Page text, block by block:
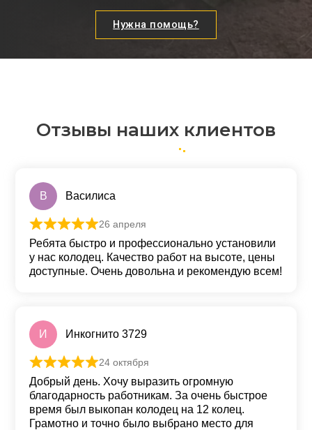
Нужна помощь?
Отзывы наших клиентов
В Василиса
Оценка из 5
26 апреля
Ребята быстро и профессионально установили
у нас колодец. Качество работ на высоте, цены
доступные. Очень довольна и рекомендую всем!
И Инкогнито 3729
Оценка
24 октября
Добрый день. Хочу выразить огромную
благодарность работникам. За очень быстрое
время был выкопан колодец на 12 колец.
Грамотно и точно было выбрано место для